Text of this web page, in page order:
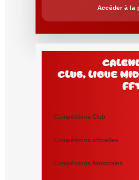
Accéder à la
club, Ligue
Compétitions Club
Compétitions officielles
Compétitions Nationales